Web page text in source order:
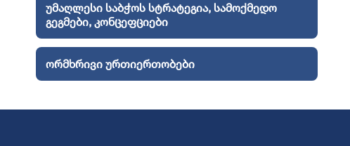
უმაღლესი საბჭოს სტრატეგია, სამოქმედო
გეგმები, კონცეფციები
ორმხრივი ურთიერთობები